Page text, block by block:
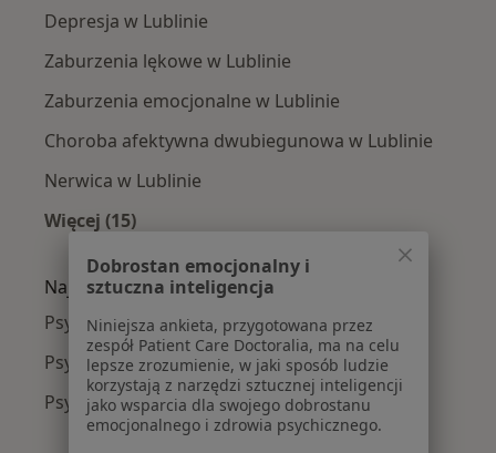
Depresja w Lublinie
Zaburzenia lękowe w Lublinie
Zaburzenia emocjonalne w Lublinie
Choroba afektywna dwubiegunowa w Lublinie
Nerwica w Lublinie
Więcej (15)
Więcej w kategorii: Najczęście leczone
Najpopularniejsze ubezpieczenia
Psychiatrzy z PZU Zdrowie w Lublinie
Psychiatrzy z POLMED w Lublinie
Psychiatrzy z Enel-med w Lublinie
Dobrostan emocjonalny i
sztuczna inteligencja
Niniejsza ankieta, przygotowana przez
zespół Patient Care Doctoralia, ma na celu
lepsze zrozumienie, w jaki sposób ludzie
korzystają z narzędzi sztucznej inteligencji
jako wsparcia dla swojego dobrostanu
emocjonalnego i zdrowia psychicznego.